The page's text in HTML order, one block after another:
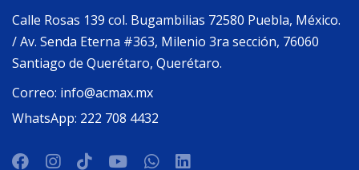
Calle Rosas 139 col. Bugambilias 72580 Puebla, México.
/ Av. Senda Eterna #363, Milenio 3ra sección, 76060
Santiago de Querétaro, Querétaro.
Correo: info@acmax.mx
WhatsApp: 222 708 4432